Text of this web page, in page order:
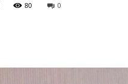
80 0